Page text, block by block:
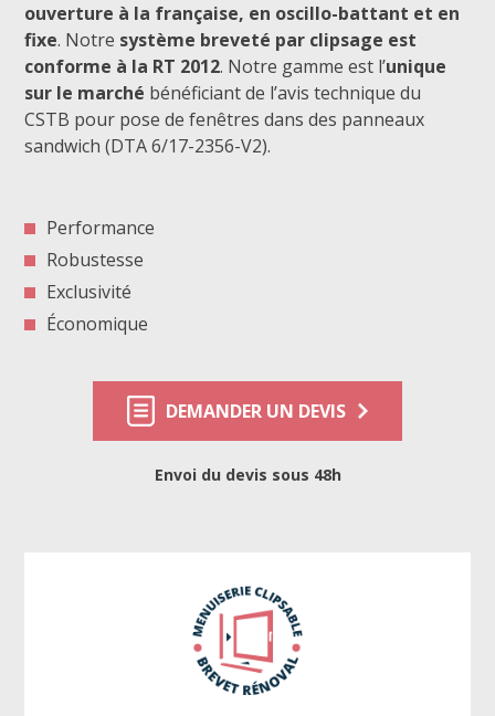
ouverture à la française, en oscillo-battant et en
fixe. Notre système breveté par clipsage est
conforme à la RT 2012. Notre gamme est l’unique
sur le marché bénéficiant de l’avis technique du
CSTB pour pose de fenêtres dans des panneaux
sandwich (DTA 6/17-2356-V2).
Performance
Robustesse
Exclusivité
Économique
DEMANDER UN DEVIS
Envoi du devis sous 48h